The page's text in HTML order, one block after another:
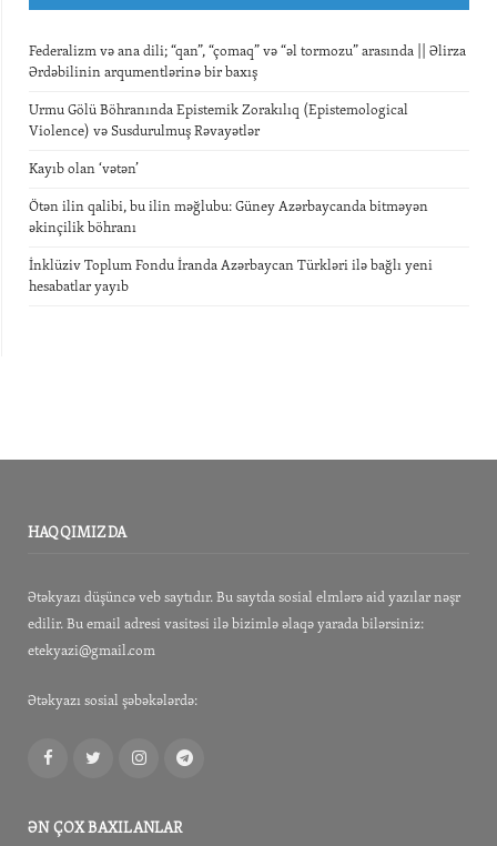
Federalizm və ana dili; “qan”, “çomaq” və “əl tormozu” arasında || Əlirza
Ərdəbilinin arqumentlərinə bir baxış
Urmu Gölü Böhranında Epistemik Zorakılıq (Epistemological
Violence) və Susdurulmuş Rəvayətlər
Kayıb olan ‘vətən’
Ötən ilin qalibi, bu ilin məğlubu: Güney Azərbaycanda bitməyən
əkinçilik böhranı
İnklüziv Toplum Fondu İranda Azərbaycan Türkləri ilə bağlı yeni
hesabatlar yayıb
HAQQIMIZDA
Ətəkyazı düşüncə veb saytıdır. Bu saytda sosial elmlərə aid yazılar nəşr
edilir. Bu email adresi vasitəsi ilə bizimlə əlaqə yarada bilərsiniz:
etekyazi@gmail.com
Ətəkyazı sosial şəbəkələrdə:
FacebookTwitterInstagramTelegram
ƏN ÇOX BAXILANLAR